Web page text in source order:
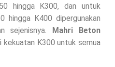
hingga K300, dan untuk
hingga K400 dipergunakan
sejenisnya.
Mahri Beton
kekuatan K300 untuk semua